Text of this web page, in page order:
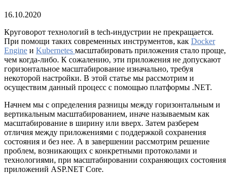
16.10.2020
Круговорот технологий в tech-индустрии не прекращается.
При помощи таких современных инструментов, как Docker
Engine и Kubernetes масштабировать приложения стало проще,
чем когда-либо. К сожалению, эти приложения не допускают
горизонтальное масштабирование изначально, требуя
некоторой настройки. В этой статье мы рассмотрим и
осуществим данный процесс с помощью платформы .NET.
Начнем мы с определения разницы между горизонтальным и
вертикальным масштабированием, иначе называемым как
масштабирование в ширину или вверх. Затем разберем
отличия между приложениями с поддержкой сохранения
состояния и без нее. А в завершении рассмотрим решение
проблем, возникающих с конкретными протоколами и
технологиями, при масштабировании сохраняющих состояния
приложений ASP.NET Core.